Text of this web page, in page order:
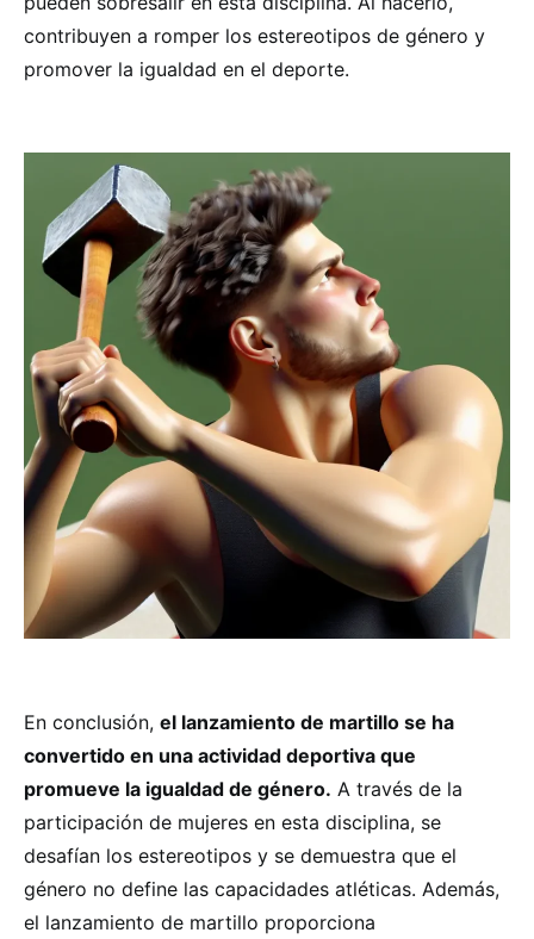
contribuyen a romper los estereotipos de género y
promover la igualdad en el deporte.
En conclusión, el lanzamiento de martillo se ha
convertido en una actividad deportiva que
promueve la igualdad de género. A través de la
participación de mujeres en esta disciplina, se
desafían los estereotipos y se demuestra que el
género no define las capacidades atléticas. Además,
el lanzamiento de martillo proporciona